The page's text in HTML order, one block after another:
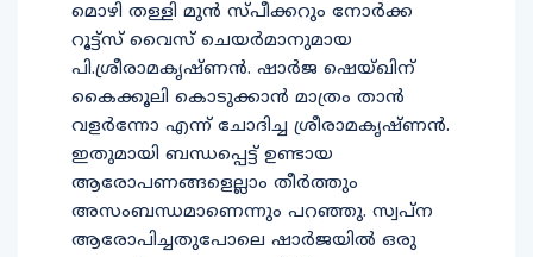
മൊഴി തള്ളി മുൻ സ്പീക്കറും നോർക്ക
റൂട്ട്സ് വൈസ് ചെയർമാനുമായ
പി.ശ്രീരാമകൃഷ്ണൻ. ഷാർജ ഷെയ്ഖിന്
കൈക്കൂലി കൊടുക്കാൻ മാത്രം താൻ
വളർന്നോ എന്ന് ചോദിച്ച ശ്രീരാമകൃഷ്ണൻ.
ഇതുമായി ബന്ധപ്പെട്ട് ഉണ്ടായ
ആരോപണങ്ങളെല്ലാം തീർത്തും
അസംബന്ധമാണെന്നും പറഞ്ഞു. സ്വപ്‌ന
ആരോപിച്ചതുപോലെ ഷാര്‍ജയില്‍ ഒരു